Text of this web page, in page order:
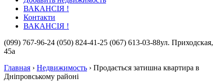
ВАКАНСІЯ !
Контакти
ВАКАНСІЯ !
(099) 767-96-24 (050) 824-41-25 (067) 613-03-88ул. Приходская,
45а
Главная › Недвижимость › Продається затишна квартира в
Дніпровському районі